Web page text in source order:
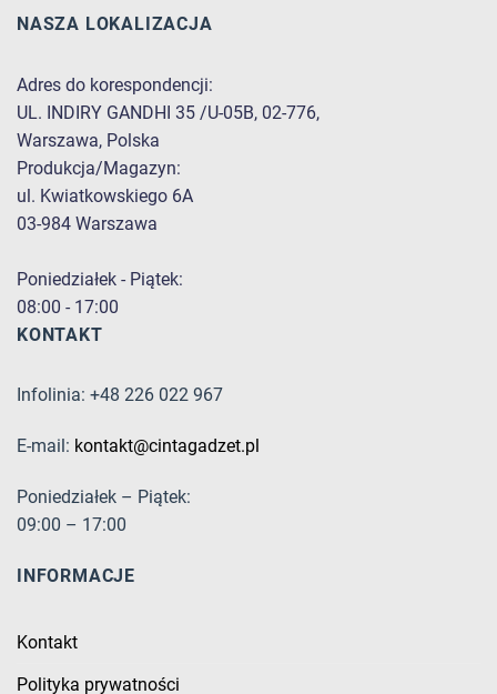
NASZA LOKALIZACJA
Adres do korespondencji:
UL. INDIRY GANDHI 35 /U-05B, 02-776,
Warszawa, Polska
Produkcja/Magazyn:
ul. Kwiatkowskiego 6A
03-984 Warszawa
Poniedziałek - Piątek:
08:00 - 17:00
KONTAKT
Infolinia: +48 226 022 967
E-mail: kontakt@cintagadzet.pl
Poniedziałek – Piątek:
09:00 – 17:00
INFORMACJE
Kontakt
Polityka prywatności